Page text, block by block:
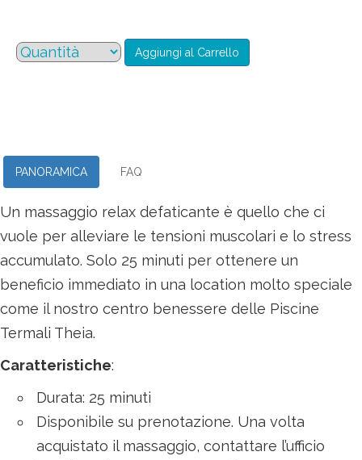
PANORAMICA FAQ
Un massaggio relax defaticante è quello che ci
vuole per alleviare le tensioni muscolari e lo stress
accumulato. Solo 25 minuti per ottenere un
beneficio immediato in una location molto speciale
come il nostro centro benessere delle Piscine
Termali Theia.
Caratteristiche:
Durata: 25 minuti
Disponibile su prenotazione. Una volta
acquistato il massaggio, contattare l’ufficio